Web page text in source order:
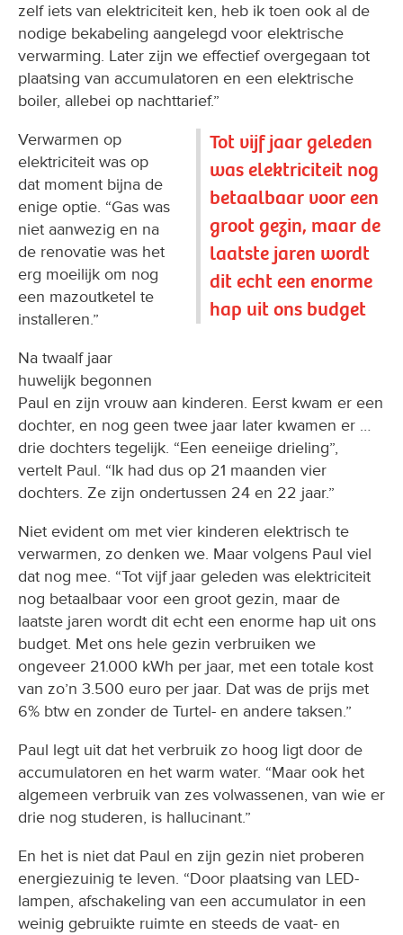
zelf iets van elektriciteit ken, heb ik toen ook al de
nodige bekabeling aangelegd voor elektrische
verwarming. Later zijn we effectief overgegaan tot
plaatsing van accumulatoren en een elektrische
boiler, allebei op nachttarief.”
Tot vijf jaar geleden
was elektriciteit nog
betaalbaar voor een
groot gezin, maar de
laatste jaren wordt
dit echt een enorme
hap uit ons budget
Verwarmen op
elektriciteit was op
dat moment bijna de
enige optie. “Gas was
niet aanwezig en na
de renovatie was het
erg moeilijk om nog
een mazoutketel te
installeren.”
Na twaalf jaar
huwelijk begonnen
Paul en zijn vrouw aan kinderen. Eerst kwam er een
dochter, en nog geen twee jaar later kwamen er …
drie dochters tegelijk. “Een eeneiige drieling”,
vertelt Paul. “Ik had dus op 21 maanden vier
dochters. Ze zijn ondertussen 24 en 22 jaar.”
Niet evident om met vier kinderen elektrisch te
verwarmen, zo denken we. Maar volgens Paul viel
dat nog mee. “Tot vijf jaar geleden was elektriciteit
nog betaalbaar voor een groot gezin, maar de
laatste jaren wordt dit echt een enorme hap uit ons
budget. Met ons hele gezin verbruiken we
ongeveer 21.000 kWh per jaar, met een totale kost
van zo’n 3.500 euro per jaar. Dat was de prijs met
6% btw en zonder de Turtel- en andere taksen.”
Paul legt uit dat het verbruik zo hoog ligt door de
accumulatoren en het warm water. “Maar ook het
algemeen verbruik van zes volwassenen, van wie er
drie nog studeren, is hallucinant.”
En het is niet dat Paul en zijn gezin niet proberen
energiezuinig te leven. “Door plaatsing van LED-
lampen, afschakeling van een accumulator in een
weinig gebruikte ruimte en steeds de vaat- en